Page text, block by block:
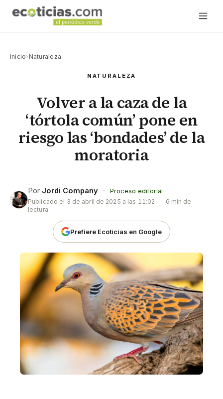
Inicio› Naturaleza
NATURALEZA
Volver a la caza de la
‘tórtola común’ pone en
riesgo las ‘bondades’ de la
moratoria
Por Jordi Company ·
Proceso editorial
Publicado el 3 de abril de 2025 a las 11:02 ·
6 min de
lectura
Prefiere Ecoticias en Google